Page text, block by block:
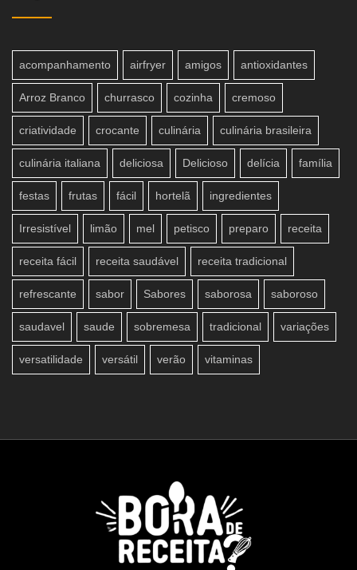
acompanhamento airfryer amigos antioxidantes
Arroz Branco churrasco cozinha cremoso
criatividade crocante culinária culinária brasileira
culinária italiana deliciosa Delicioso delícia família
festas frutas fácil hortelã ingredientes
Irresistível limão mel petisco preparo receita
receita fácil receita saudável receita tradicional
refrescante sabor Sabores saborosa saboroso
saudavel saude sobremesa tradicional variações
versatilidade versátil verão vitaminas